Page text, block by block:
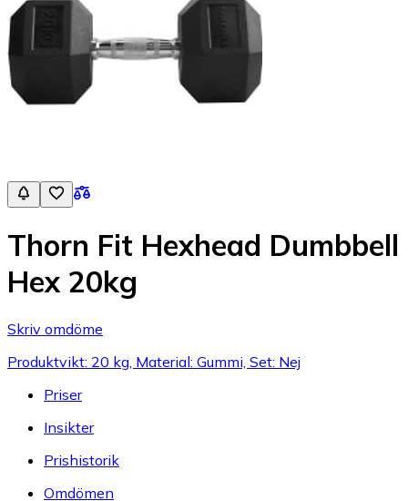
Thorn Fit Hexhead Dumbbell
Hex 20kg
Skriv omdöme
Produktvikt: 20 kg, Material: Gummi, Set: Nej
Priser
Insikter
Prishistorik
Omdömen